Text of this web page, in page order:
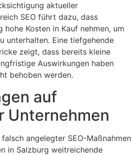
aktueller
SEO führt dazu, dass
hohe Kosten in Kauf nehmen, um
unterhalten. Eine tiefgehende
zeigt, dass bereits kleine
Auswirkungen haben
behoben werden.
auf
Unternehmen
angelegter SEO-Maßnahmen
in Salzburg weitreichende